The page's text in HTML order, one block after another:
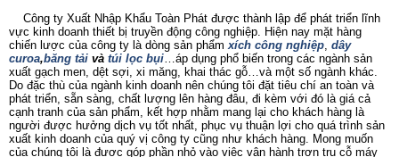
Công ty Xuất Nhập Khẩu Toàn Phát được thành lập để phát triển lĩnh
vực kinh doanh thiết bị truyền động công nghiệp. Hiện nay mặt hàng
chiến lược của công ty là dòng sản phẩm xích công nghiệp, dây
curoa,băng tải và túi lọc bụi…áp dụng phổ biến trong các ngành sản
xuất gạch men, dệt sợi, xi măng, khai thác gỗ…và một số ngành khác.
Do đặc thù của ngành kinh doanh nên chúng tôi đặt tiêu chí an toàn và
phát triển, sẵn sàng, chất lượng lên hàng đâu, đi kèm với đó là giá cả
cạnh tranh của sản phẩm, kết hợp nhằm mang lại cho khách hàng là
người được hưởng dịch vụ tốt nhất, phục vụ thuận lợi cho quá trình sản
xuất kinh doanh của quý vị công ty cũng như khách hàng. Mong muốn
của chúng tôi là được góp phần nhỏ vào việc vận hành trơn tru cỗ máy